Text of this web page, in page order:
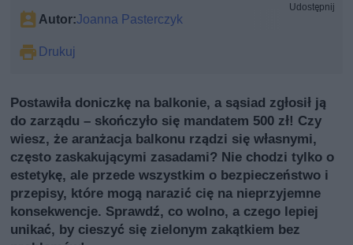
Autor:Joanna Pasterczyk
Drukuj
Udostępnij
Postawiła doniczkę na balkonie, a sąsiad zgłosił ją
do zarządu – skończyło się mandatem 500 zł! Czy
wiesz, że aranżacja balkonu rządzi się własnymi,
często zaskakującymi zasadami? Nie chodzi tylko o
estetykę, ale przede wszystkim o bezpieczeństwo i
przepisy, które mogą narazić cię na nieprzyjemne
konsekwencje. Sprawdź, co wolno, a czego lepiej
unikać, by cieszyć się zielonym zakątkiem bez